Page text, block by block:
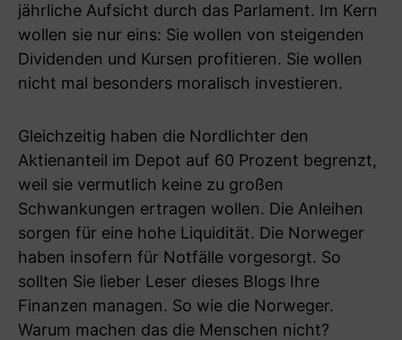
jährliche Aufsicht durch das Parlament. Im Kern
wollen sie nur eins: Sie wollen von steigenden
Dividenden und Kursen profitieren. Sie wollen
nicht mal besonders moralisch investieren.
Gleichzeitig haben die Nordlichter den
Aktienanteil im Depot auf 60 Prozent begrenzt,
weil sie vermutlich keine zu großen
Schwankungen ertragen wollen. Die Anleihen
sorgen für eine hohe Liquidität. Die Norweger
haben insofern für Notfälle vorgesorgt. So
sollten Sie lieber Leser dieses Blogs Ihre
Finanzen managen. So wie die Norweger.
Warum machen das die Menschen nicht?